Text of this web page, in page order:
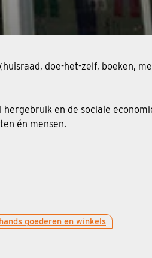
doe-het-zelf, boeken,
en de sociale
én mensen.
goederen en winkels